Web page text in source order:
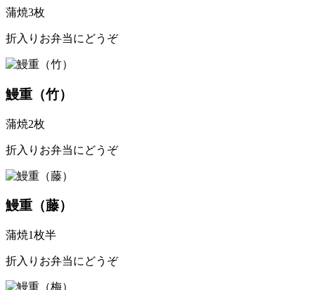
蒲焼3枚
折入りお弁当にどうぞ
鰻重（竹）
蒲焼2枚
折入りお弁当にどうぞ
鰻重（藤）
蒲焼1枚半
折入りお弁当にどうぞ